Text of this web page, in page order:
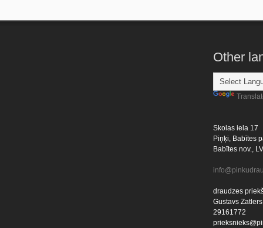
Other
Skolas iela 17
Piņķi, Babītes
Babītes nov.,
draudzes
Gustavs Zatlers
29161772